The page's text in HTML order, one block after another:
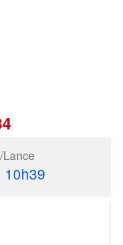
Lance
10h39